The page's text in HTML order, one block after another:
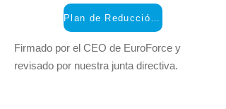
Firmado por el CEO de EuroForce y
revisado por nuestra junta directiva.